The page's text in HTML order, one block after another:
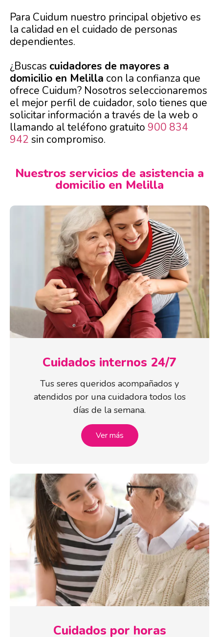
Para Cuidum nuestro principal objetivo es
la calidad en el cuidado de personas
dependientes.
¿Buscas cuidadores de mayores a
domicilio en Melilla con la confianza que
ofrece Cuidum? Nosotros seleccionaremos
el mejor perfil de cuidador, solo tienes que
solicitar información a través de la web o
llamando al teléfono gratuito 900 834
942 sin compromiso.
Nuestros servicios de asistencia a
domicilio en Melilla
Cuidados internos 24/7
Tus seres queridos acompañados y
atendidos por una cuidadora todos los
días de la semana.
Ver más
Cuidados por horas